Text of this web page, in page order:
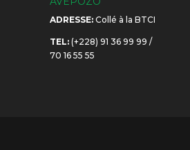
ADRESSE: Collé à la BTCI
TEL: (+228) 91 36 99 99 /
70 16 55 55